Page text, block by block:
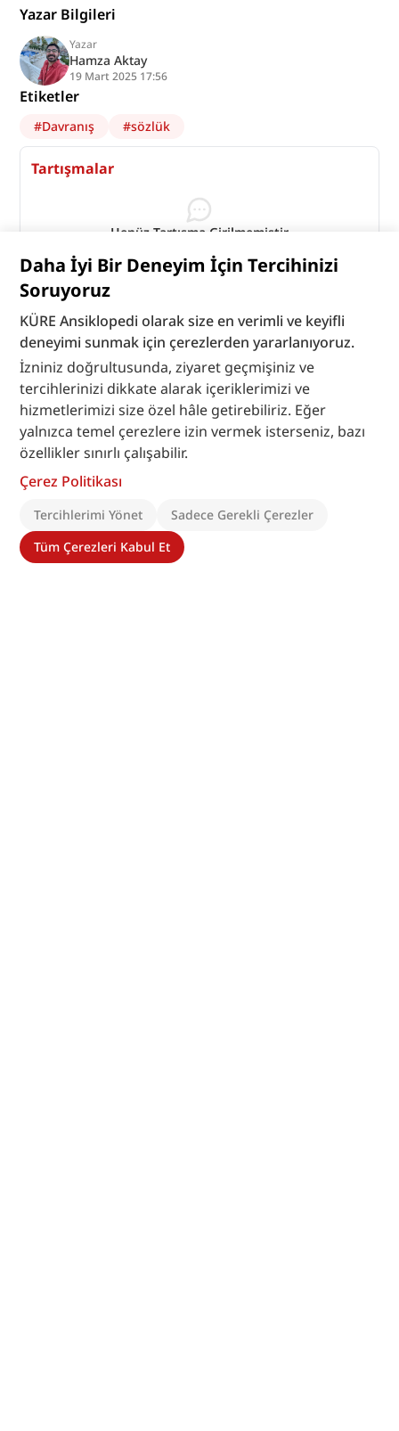
Daha İyi Bir Deneyim İçin Tercihinizi
Soruyoruz
KÜRE Ansiklopedi olarak size en verimli ve keyifli
deneyimi sunmak için çerezlerden yararlanıyoruz.
İzniniz doğrultusunda, ziyaret geçmişiniz ve
tercihlerinizi dikkate alarak içeriklerimizi ve
hizmetlerimizi size özel hâle getirebiliriz. Eğer
yalnızca temel çerezlere izin vermek isterseniz, bazı
özellikler sınırlı çalışabilir.
Çerez Politikası
Tercihlerimi Yönet
Sadece Gerekli Çerezler
Tüm Çerezleri Kabul Et
Yazar Bilgileri
Yazar
Hamza Aktay
19 Mart 2025 17:56
Etiketler
#Davranış #sözlük
Tartışmalar
Henüz Tartışma Girilmemiştir
Tartışmaları Görüntüle